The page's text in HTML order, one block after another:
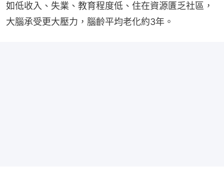
如低收入、失業、教育程度低、住在資源匱乏社區，
大腦承受更大壓力，腦齡平均老化約3年。